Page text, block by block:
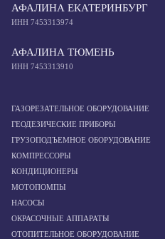
АФАЛИНА ЕКАТЕРИНБУРГ
ИНН 7453313974
АФАЛИНА ТЮМЕНЬ
ИНН 7453313910
ГАЗОРЕЗАТЕЛЬНОЕ ОБОРУДОВАНИЕ
ГЕОДЕЗИЧЕСКИЕ ПРИБОРЫ
ГРУЗОПОДЪЕМНОЕ ОБОРУДОВАНИЕ
КОМПРЕССОРЫ
КОНДИЦИОНЕРЫ
МОТОПОМПЫ
НАСОСЫ
ОКРАСОЧНЫЕ АППАРАТЫ
ОТОПИТЕЛЬНОЕ ОБОРУДОВАНИЕ